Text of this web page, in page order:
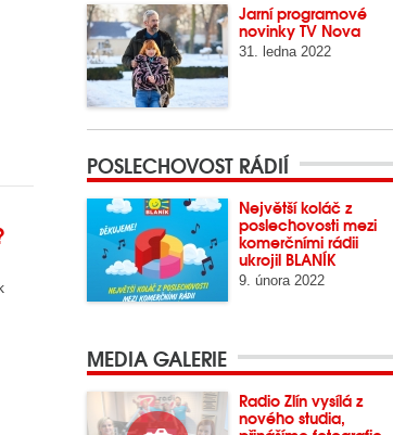
Jarní programové
novinky TV Nova
31. ledna 2022
POSLECHOVOST RÁDIÍ
Největší koláč z
poslechovosti mezi
komerčními rádii
ukrojil BLANÍK
9. února 2022
MEDIA GALERIE
Radio Zlín vysílá z
nového studia,